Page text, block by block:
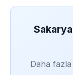
Daha